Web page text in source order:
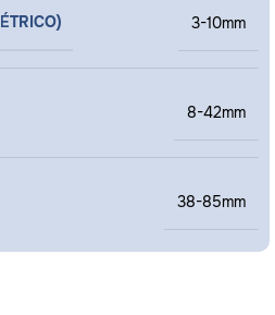
3-10mm
8-42mm
38-85mm